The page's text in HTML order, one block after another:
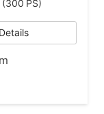
(300 PS)
Details